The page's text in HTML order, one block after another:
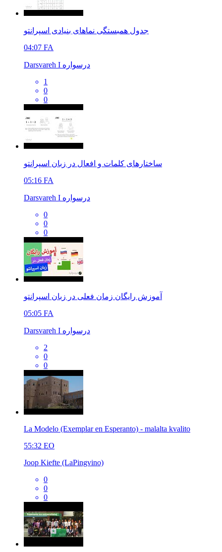
جدول همبستگی نماهای بنیادی اسپرانتو
04:07 FA
Darsvareh I درسواره
1
0
0
ساختارهای کلمات و افعال در زبان اسپرانتو
05:16 FA
Darsvareh I درسواره
0
0
0
آموزش رایگان زمان فعلی در زبان اسپرانتو
05:05 FA
Darsvareh I درسواره
2
0
0
La Modelo (Exemplar en Esperanto) - malalta kvalito
55:32 EO
Joop Kiefte (LaPingvino)
0
0
0